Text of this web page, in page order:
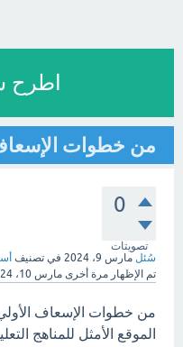
اطرح
من خطوات
0
تصويتات
سُئل مارس 9، 2024 في تصنيف
تم الإظهار مرة أخرى مارس 10، 2024
من خطوات الإسعاف
الموقع الأمثل للمناهج